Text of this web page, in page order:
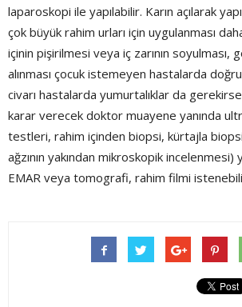
laparoskopi ile yapılabilir. Karın açılarak
çok büyük rahim urları için uygulanması
içinin pişirilmesi veya iç zarının soyulması,
alınması çocuk istemeyen hastalarda
civarı hastalarda yumurtalıklar da
karar verecek doktor muayene yanında
testleri, rahim içinden biopsi, kürtajla
ağzının yakından mikroskopik
EMAR veya tomografi, rahim filmi